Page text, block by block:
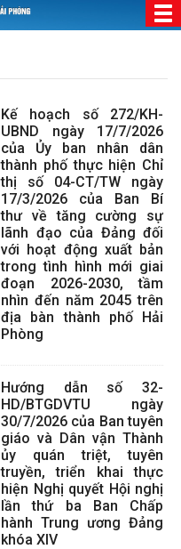
Kế hoạch số 272/KH-
UBND ngày 17/7/2026
của Ủy ban nhân dân
thành phố thực hiện Chỉ
thị số 04-CT/TW ngày
17/3/2026 của Ban Bí
thư về tăng cường sự
lãnh đạo của Đảng đối
với hoạt động xuất bản
trong tình hình mới giai
đoạn 2026-2030, tầm
nhìn đến năm 2045 trên
địa bàn thành phố Hải
Phòng
Hướng dẫn số 32-
HD/BTGDVTU ngày
30/7/2026 của Ban tuyên
giáo và Dân vận Thành
ủy quán triệt, tuyên
truyền, triển khai thực
hiện Nghị quyết Hội nghị
lần thứ ba Ban Chấp
hành Trung ương Đảng
khóa XIV